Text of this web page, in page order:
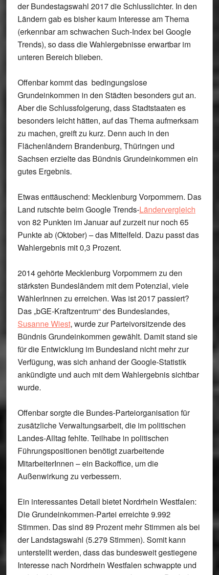
der Bundestagswahl 2017 die Schlusslichter. In den
Ländern gab es bisher kaum Interesse am Thema
(erkennbar am schwachen Such-Index bei Google
Trends), so dass die Wahlergebnisse erwartbar im
unteren Bereich blieben.
Offenbar kommt das bedingungslose
Grundeinkommen in den Städten besonders gut an.
Aber die Schlussfolgerung, dass Stadtstaaten es
besonders leicht hätten, auf das Thema aufmerksam
zu machen, greift zu kurz. Denn auch in den
Flächenländern Brandenburg, Thüringen und
Sachsen erzielte das Bündnis Grundeinkommen ein
gutes Ergebnis.
Etwas enttäuschend: Mecklenburg Vorpommern. Das
Land rutschte beim Google Trends-Ländervergleich
von 82 Punkten im Januar auf zurzeit nur noch 65
Punkte ab (Oktober) – das Mittelfeld. Dazu passt das
Wahlergebnis mit 0,3 Prozent.
2014 gehörte Mecklenburg Vorpommern zu den
stärksten Bundesländern mit dem Potenzial, viele
WählerInnen zu erreichen. Was ist 2017 passiert?
Das „bGE-Kraftzentrum“ des Bundeslandes,
Susanne Wiest, wurde zur Parteivorsitzende des
Bündnis Grundeinkommen gewählt. Damit stand sie
für die Entwicklung im Bundesland nicht mehr zur
Verfügung, was sich anhand der Google-Statistik
ankündigte und auch mit dem Wahlergebnis sichtbar
wurde.
Offenbar sorgte die Bundes-Parteiorganisation für
zusätzliche Verwaltungsarbeit, die im politischen
Landes-Alltag fehlte. Teilhabe in politischen
Führungspositionen benötigt zuarbeitende
MitarbeiterInnen – ein Backoffice, um die
Außenwirkung zu verbessern.
Ein interessantes Detail bietetNordrhein Westfalen:
Die Grundeinkommen-Partei erreichte 9.992
Stimmen. Das sind 89 Prozent mehr Stimmen als bei
der Landstagswahl (5.279 Stimmen). Somit kann
unterstellt werden, dass das bundesweit gestiegene
Interesse nach Nordrhein Westfalen schwappte und